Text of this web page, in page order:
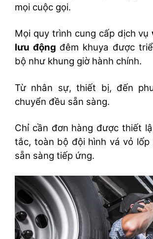
mọi cuộc gọi.
Mọi quy trình cung cấp dịch vụ
lưu động đêm khuya được
bộ như khung giờ hành chính.
Từ nhân sự, thiết bị, đến
chuyển đều sẵn sàng.
Chỉ cần đơn hàng được thiết
tắc, toàn bộ đội hình vá vỏ lốp
sẵn sàng tiếp ứng.